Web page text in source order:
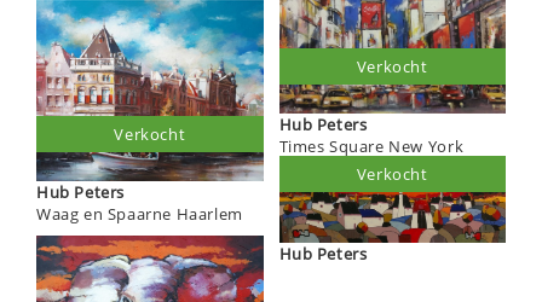
Hub Peters
Waag en Spaarne Haarlem
Verkocht
Hub Peters
Times Square New York
Verkocht
Hub Peters
Verkocht